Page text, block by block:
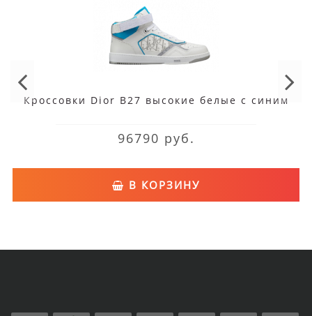
Кроссовки Dior B27 высокие белые с синим
96790 руб.
В КОРЗИНУ